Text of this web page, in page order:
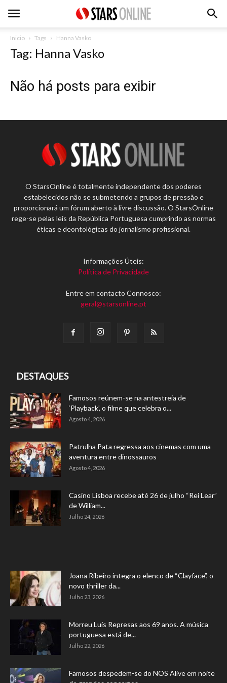
Inicio Tags Hanna Vasko
Tag: Hanna Vasko
Não há posts para exibir
O StarsOnline é totalmente independente dos poderes
estabelecidos não se submetendo a grupos de pressão e
proporcionará um fórum aberto à livre discussão. O StarsOnline
rege-se pelas leis da República Portuguesa cumprindo as normas
éticas e deontológicas do jornalismo profissional.
Informações Úteis:
Política de Privacidade
Entre em contacto Connosco:
geral@starsonline.pt
DESTAQUES
Famosos reúnem-se na antestreia de
‘Playback’, o filme que celebra o...
Agosto 4, 2026
Patrulha Pata regressa aos cinemas com uma
aventura entre dinossauros
Agosto 4, 2026
Casino Lisboa recebe até 26 de julho “Rei Lear”
de William...
Julho 24, 2026
Joana Ribeiro integra o elenco de “Clayface”, o
novo thriller da...
Julho 23, 2026
Morreu Luís Represas aos 69 anos. A música
portuguesa está de...
Julho 22, 2026
Famosos despedem-se do NOS Alive em noite